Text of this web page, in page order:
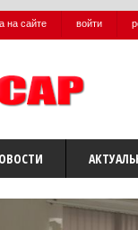
на сайте войти